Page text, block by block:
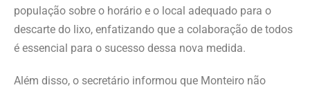
população sobre o horário e o local adequado para o
descarte do lixo, enfatizando que a colaboração de todos
é essencial para o sucesso dessa nova medida.
Além disso, o secretário informou que Monteiro não